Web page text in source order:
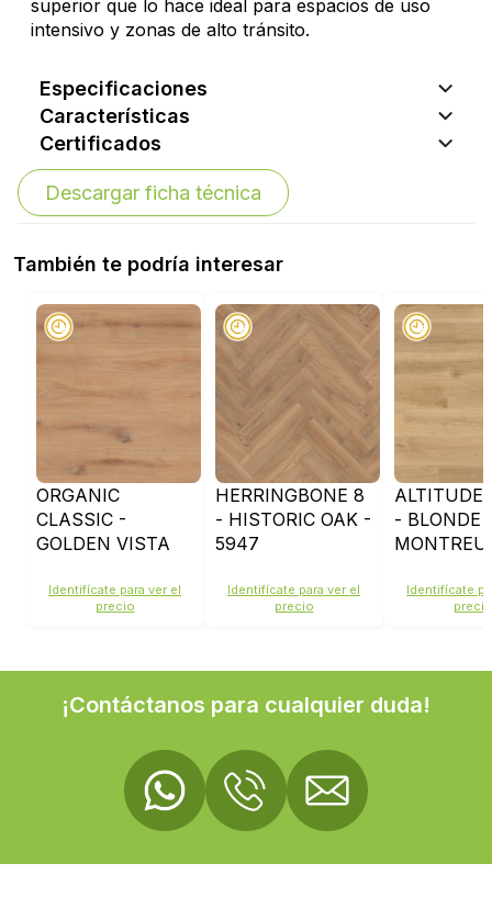
superior que lo hace ideal para espacios de uso
intensivo y zonas de alto tránsito.
Especificaciones
Características
Certificados
Descargar ficha técnica
También te podría interesar
ORGANIC
CLASSIC -
GOLDEN VISTA
Identifícate para ver el
precio
HERRINGBONE 8
- HISTORIC OAK -
5947
Identifícate para ver el
precio
ALTITUDE
- BLONDE
Identifícate
precio
¡Contáctanos para cualquier duda!